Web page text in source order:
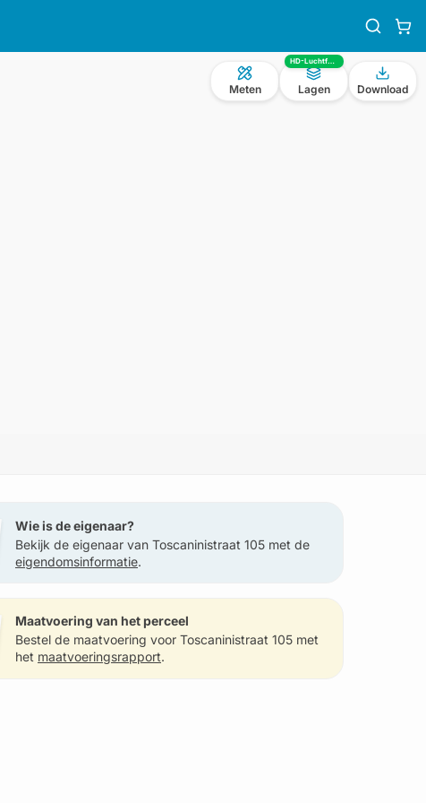
Meten
HD-Luchtfoto
Lagen Download
Wie is de eigenaar?
Bekijk de eigenaar van Toscaninistraat 105 met de
eigendomsinformatie.
Maatvoering van het perceel
Bestel de maatvoering voor Toscaninistraat 105 met
het maatvoeringsrapport.